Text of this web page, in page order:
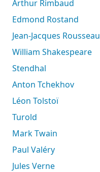
Arthur Rimbaud
Edmond Rostand
Jean-Jacques Rousseau
William Shakespeare
Stendhal
Anton Tchekhov
Léon Tolstoï
Turold
Mark Twain
Paul Valéry
Jules Verne